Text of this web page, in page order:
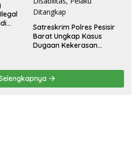
Satreskrim Polres Pesisir
Barat Ungkap Kasus
Dugaan Kekerasan
Pelaku Ditangkap